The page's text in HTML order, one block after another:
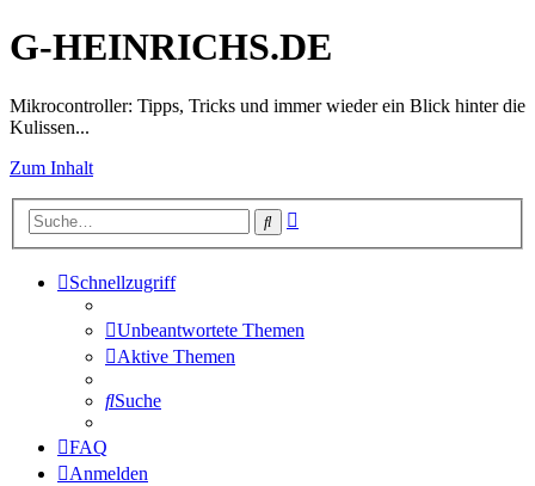
G-HEINRICHS.DE
Mikrocontroller: Tipps, Tricks und immer wieder ein Blick hinter die
Kulissen...
Zum Inhalt
Suche
Schnellzugriff
Unbeantwortete Themen
Aktive Themen
Suche
FAQ
Anmelden